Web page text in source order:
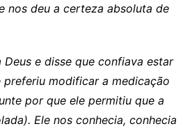
nos deu a certeza absoluta de
e disse que confiava estar
modificar a medicação
por que ele permitiu que a
Ele nos conhecia, conhecia